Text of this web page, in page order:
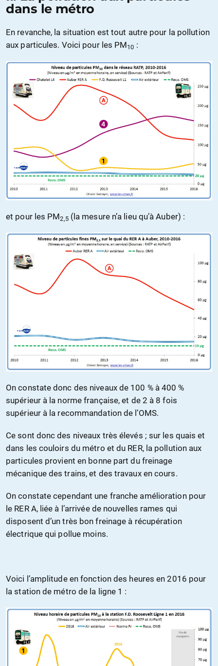
dans le métro
En revanche, la situation est tout autre pour la pollution
aux particules. Voici pour les PM10 :
et pour les PM2,5(la mesure n’a lieu qu’à Auber) :
On constate donc des niveaux de 100 % à 400 %
supérieur à la norme française, et de 2 à 8 fois
supérieur à la recommandation de l’OMS.
Ce sont donc des niveaux très élevés ; sur les quais et
dans les couloirs du métro et du RER, la pollution aux
particules provient en bonne part du freinage
mécanique des trains, et des travaux en cours.
On constate cependant une franche amélioration pour
le RER A, liée à l’arrivée de nouvelles rames qui
disposent d’un très bon freinage à récupération
électrique qui pollue moins.
Voici l’amplitude en fonction des heures en 2016 pour
la station de métro de la ligne 1 :